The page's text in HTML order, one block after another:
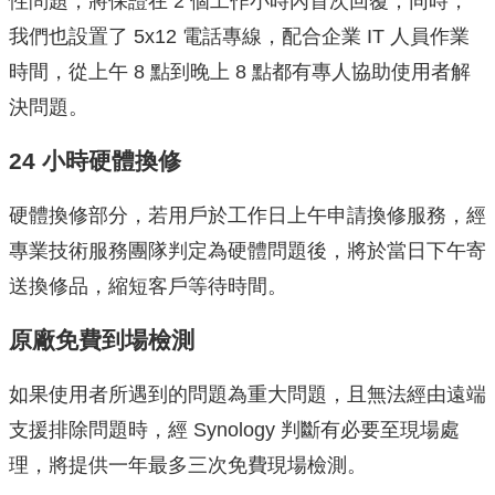
我們也設置了 5x12 電話專線，配合企業 IT 人員作業
時間，從上午 8 點到晚上 8 點都有專人協助使用者解
決問題。
24 小時硬體換修
硬體換修部分，若用戶於工作日上午申請換修服務，經
專業技術服務團隊判定為硬體問題後，將於當日下午寄
送換修品，縮短客戶等待時間。
原廠免費到場檢測
如果使用者所遇到的問題為重大問題，且無法經由遠端
支援排除問題時，經 Synology 判斷有必要至現場處
理，將提供一年最多三次免費現場檢測。